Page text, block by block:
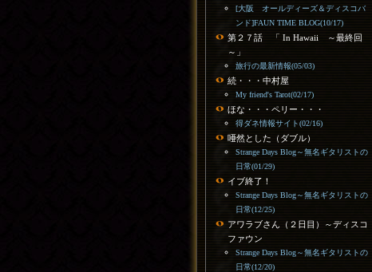
[大阪 オールディーズ＆ディスコバ
ンド]FAUN TIME BLOG(10/17)
第２７話 「 In Hawaii ～最終回
～」
旅行の最新情報(05/03)
続・・・中村屋
My friend's Tarot(02/17)
ほな・・・ペリー・・・
得ダネ情報サイト(02/16)
唖然とした（ダブル）
Strange Days Blog～無名ギタリストの
日常(01/29)
イブ終了！
Strange Days Blog～無名ギタリストの
日常(12/25)
アワラブさん（２日目）～ディスコ
ファウン
Strange Days Blog～無名ギタリストの
日常(12/20)